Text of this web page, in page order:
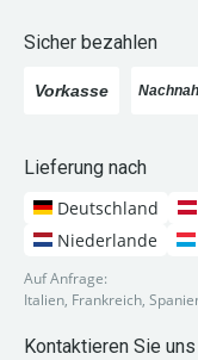
Sicher bezahlen
Lieferung nach
Deutschland
Niederlande
Auf Anfrage:
Italien, Frankreich,
Kontaktieren Sie uns